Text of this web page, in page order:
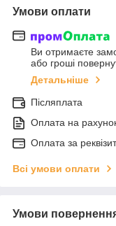
Умови оплати
Ви отримаєте
або гроші
Детальніше
Післяплата
Оплата на
Оплата за
Всі умови оплати
Умови